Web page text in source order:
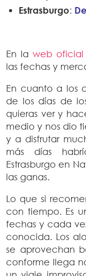
Estrasburgo:
En la web oficial
las fechas y
En cuanto a los
de los días de
quieras ver y
medio y nos dio
y a disfrutar
más días
Estrasburgo en
las ganas.
Lo que si
con tiempo. Es
fechas y cada
conocida. Los
se aprovechan
conforme llega